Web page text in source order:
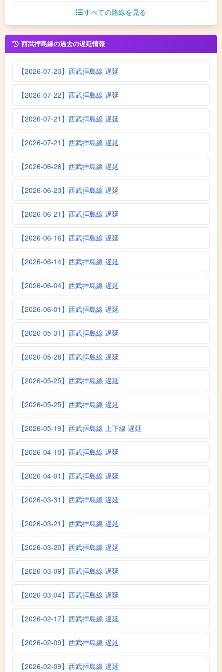
すべての路線を見る
西武拝島線の過去の遅延情報
【2026-07-23】西武拝島線 遅延
【2026-07-22】西武拝島線 遅延
【2026-07-21】西武拝島線 遅延
【2026-07-21】西武拝島線 遅延
【2026-06-26】西武拝島線 遅延
【2026-06-23】西武拝島線 遅延
【2026-06-21】西武拝島線 遅延
【2026-06-16】西武拝島線 遅延
【2026-06-14】西武拝島線 遅延
【2026-06-04】西武拝島線 遅延
【2026-06-01】西武拝島線 遅延
【2026-05-31】西武拝島線 遅延
【2026-05-28】西武拝島線 遅延
【2026-05-25】西武拝島線 遅延
【2026-05-25】西武拝島線 遅延
【2026-05-19】西武拝島線 上下線 遅延
【2026-04-10】西武拝島線 遅延
【2026-04-01】西武拝島線 遅延
【2026-03-31】西武拝島線 遅延
【2026-03-21】西武拝島線 遅延
【2026-03-20】西武拝島線 遅延
【2026-03-09】西武拝島線 遅延
【2026-03-04】西武拝島線 遅延
【2026-02-17】西武拝島線 遅延
【2026-02-09】西武拝島線 遅延
【2026-02-09】西武拝島線 遅延